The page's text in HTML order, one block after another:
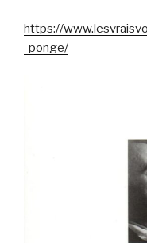
https://
-ponge/